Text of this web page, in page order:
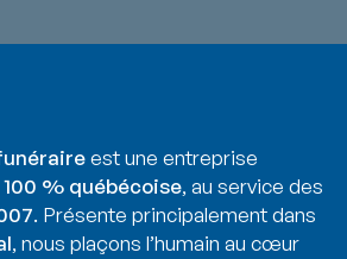
est une entreprise
% québécoise, au service des
. Présente principalement dans
, nous plaçons l’humain au cœur